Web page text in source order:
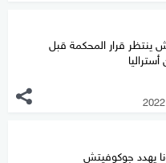
ينتظر قرار المحكمة قبل
يهدد جوكوفيتش